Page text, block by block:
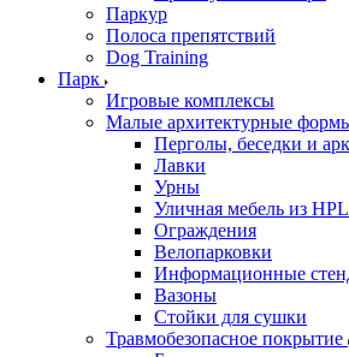
Паркур
Полоса препятствий
Dog Training
Парк
Игровые комплексы
Малые архитектурные
Перголы, беседки и
Лавки
Урны
Уличная мебель из HPL
Ограждения
Велопарковки
Информационные
Вазоны
Стойки для сушки
Травмобезопасное покрытие